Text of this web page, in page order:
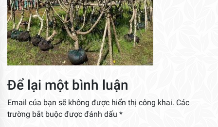
Để lại một bình luận
Email của bạn sẽ không được hiển thị công khai. Các
trường bắt buộc được đánh dấu *